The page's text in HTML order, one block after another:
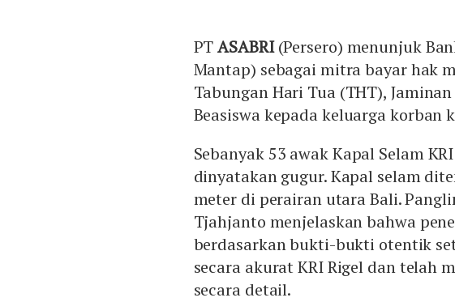
PTASABRI(Persero) menunjuk
Mantap) sebagai mitra bayar hak
Tabungan Hari Tua (THT),
Beasiswa kepada keluarga korban
Sebanyak 53 awak Kapal Selam
dinyatakan gugur. Kapal selam
meter di perairan utara Bali.
Tjahjanto menjelaskan bahwa
berdasarkan bukti-bukti otentik
secara akurat KRI Rigel dan telah
secara detail.